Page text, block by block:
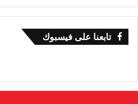
تابعنا على فيسبوك